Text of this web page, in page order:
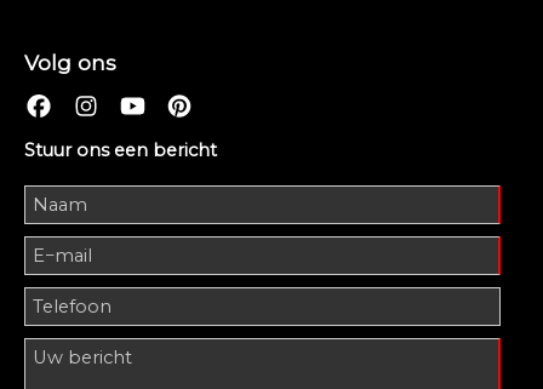
Volg ons
Stuur ons een bericht